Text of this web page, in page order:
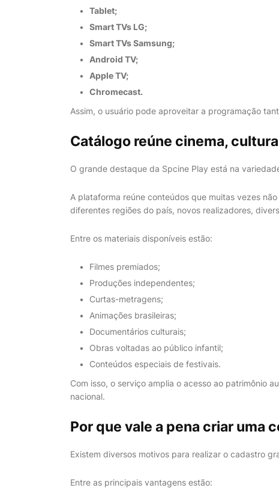
Tablet;
Smart TVs LG;
Smart TVs Samsung;
Android TV;
Apple TV;
Chromecast.
Assim, o usuário pode aproveitar a programação
Catálogo reúne cinema,
O grande destaque da Spcine Play está na
A plataforma reúne conteúdos que muitas vezes
diferentes regiões do país, novos realizadores,
Entre os materiais disponíveis estão:
Filmes premiados;
Produções independentes;
Curtas-metragens;
Animações brasileiras;
Documentários culturais;
Obras voltadas ao público infantil;
Conteúdos especiais de festivais.
Com isso, o serviço amplia o acesso ao patrimônio
nacional.
Por que vale a pena criar uma
Existem diversos motivos para realizar o cadastro
Entre as principais vantagens estão: